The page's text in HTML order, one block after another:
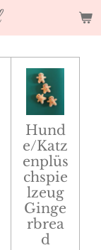
Hund
e/Katz
enplüs
chspie
lzeug
Ginge
rbrea
d